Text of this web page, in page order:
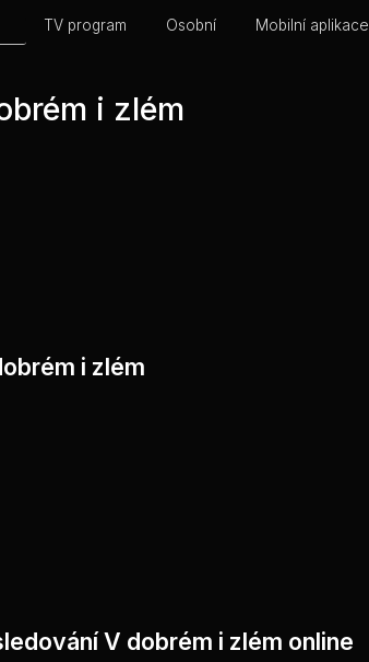
TV program Osobní Mobilní aplikace
i zlém
i zlém
V dobrém i zlém online